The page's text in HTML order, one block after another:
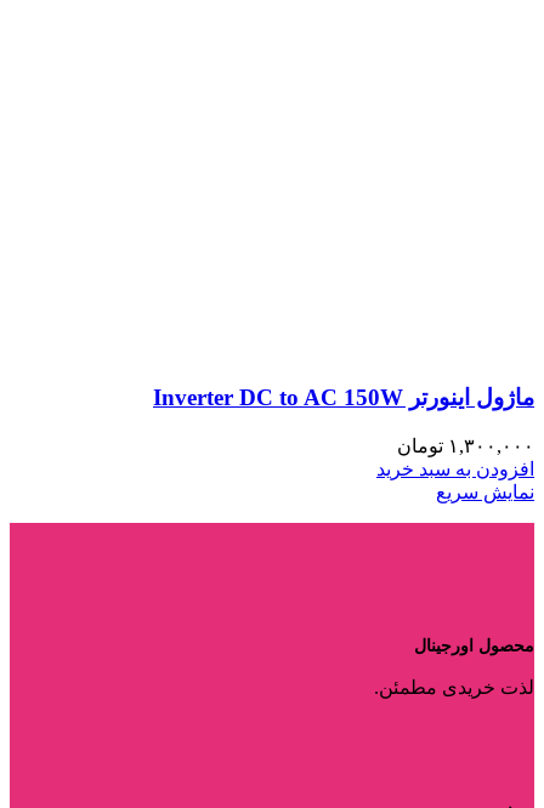
ماژول اینورتر Inverter DC to AC 150W
۱,۳۰۰,۰۰۰ تومان
افزودن به سبد خرید
نمایش سریع
محصول اورجینال
لذت خریدی مطمئن.